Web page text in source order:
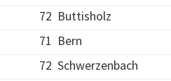
72 Buttisholz
71 Bern
72 Schwerzenbach